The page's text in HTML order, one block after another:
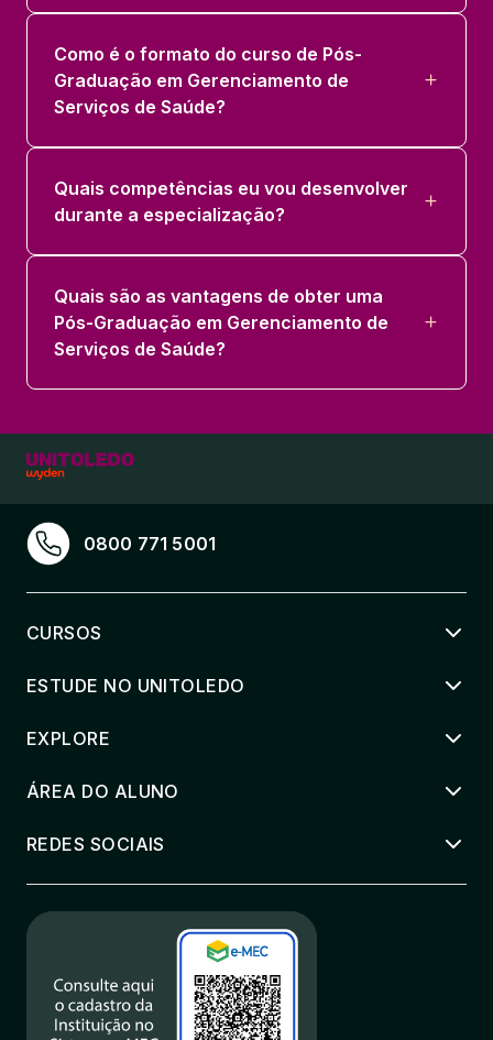
Como é o formato do curso de Pós-
Graduação em Gerenciamento de
Serviços de Saúde?
Quais competências eu vou desenvolver
durante a especialização?
Quais são as vantagens de obter uma
Pós-Graduação em Gerenciamento de
Serviços de Saúde?
0800 771 5001
CURSOS
ESTUDE NO UNITOLEDO
EXPLORE
ÁREA DO ALUNO
REDES SOCIAIS